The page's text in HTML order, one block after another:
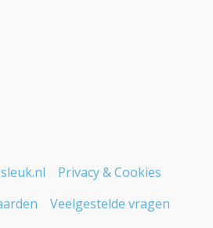
Privacy & Cookies
Veelgestelde vragen